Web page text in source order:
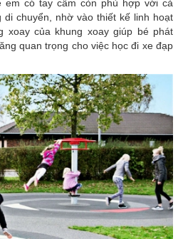
có tay cầm còn phù hợp với cả
chuyển, nhờ vào thiết kế linh hoạt
xoay của khung xoay giúp bé phát
quan trọng cho việc học đi xe đạp